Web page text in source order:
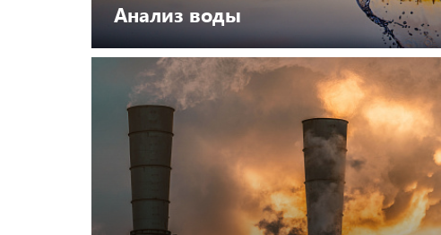
Анализ воды
Посмотреть каталог